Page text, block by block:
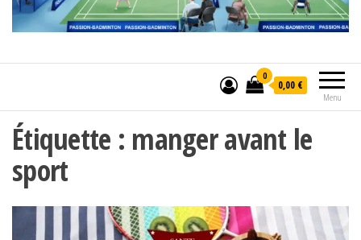
Menu
0
0,00 €
Étiquette : manger avant le
sport